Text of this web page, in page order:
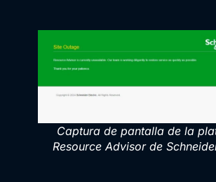
Captura de pantalla de la
Resource Advisor de